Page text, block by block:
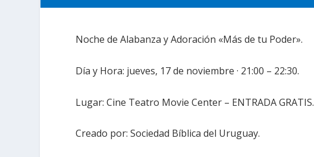
Noche de Alabanza y Adoración «Más de tu Poder».
Día y Hora: jueves, 17 de noviembre · 21:00 – 22:30.
Lugar: Cine Teatro Movie Center – ENTRADA GRATIS.
Creado por: Sociedad Bíblica del Uruguay.